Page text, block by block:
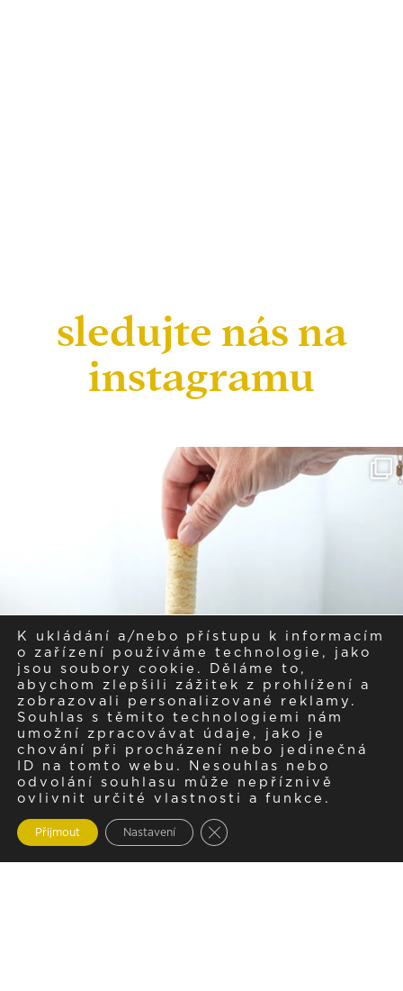
sledujte nás na
instagramu
K ukládání a/nebo přístupu k informacím
o zařízení používáme technologie, jako
jsou soubory cookie. Děláme to,
abychom zlepšili zážitek z prohlížení a
zobrazovali personalizované reklamy.
Souhlas s těmito technologiemi nám
umožní zpracovávat údaje, jako je
chování při procházení nebo jedinečná
ID na tomto webu. Nesouhlas nebo
odvolání souhlasu může nepříznivě
ovlivnit určité vlastnosti a funkce.
Přijmout Nastavení Zavřít cookie lištu GDPR